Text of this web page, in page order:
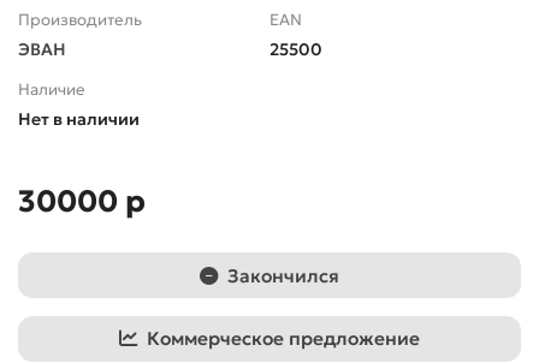
Производитель
ЭВАН
EAN
25500
Наличие
Нет в наличии
30000 р
Закончился
Коммерческое предложение